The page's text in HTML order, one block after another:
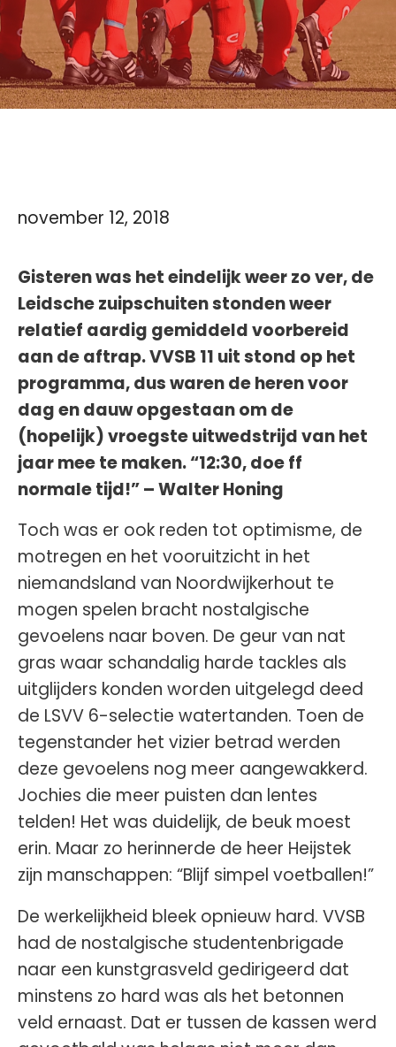
november 12, 2018
Gisteren was het eindelijk weer zo ver, de
Leidsche zuipschuiten stonden weer
relatief aardig gemiddeld voorbereid
aan de aftrap. VVSB 11 uit stond op het
programma, dus waren de heren voor
dag en dauw opgestaan om de
(hopelijk) vroegste uitwedstrijd van het
jaar mee te maken. “12:30, doe ff
normale tijd!” – Walter Honing
Toch was er ook reden tot optimisme, de
motregen en het vooruitzicht in het
niemandsland van Noordwijkerhout te
mogen spelen bracht nostalgische
gevoelens naar boven. De geur van nat
gras waar schandalig harde tackles als
uitglijders konden worden uitgelegd deed
de LSVV 6-selectie watertanden. Toen de
tegenstander het vizier betrad werden
deze gevoelens nog meer aangewakkerd.
Jochies die meer puisten dan lentes
telden! Het was duidelijk, de beuk moest
erin. Maar zo herinnerde de heer Heijstek
zijn manschappen: “Blijf simpel voetballen!”
De werkelijkheid bleek opnieuw hard. VVSB
had de nostalgische studentenbrigade
naar een kunstgrasveld gedirigeerd dat
minstens zo hard was als het betonnen
veld ernaast. Dat er tussen de kassen werd